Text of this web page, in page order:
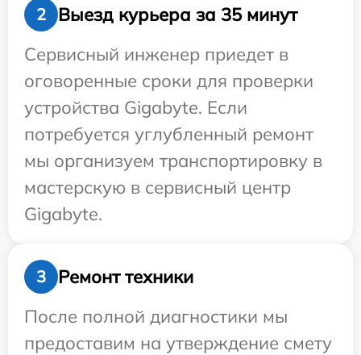
2
Выезд курьера за 35 минут
Сервисный инженер приедет в
оговоренные сроки для проверки
устройства Gigabyte. Если
потребуется углубленный ремонт
мы организуем транспортировку в
мастерскую в сервисный центр
Gigabyte.
3
Ремонт техники
После полной диагностики мы
предоставим на утверждение смету